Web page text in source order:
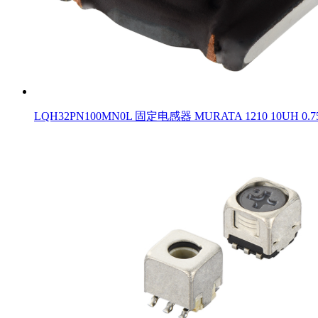
LQH32PN100MN0L 固定电感器 MURATA 1210 10UH